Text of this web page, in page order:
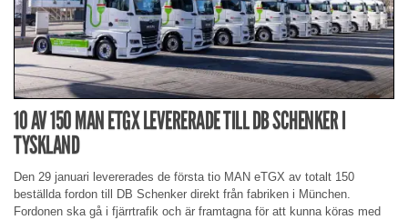
10 AV 150 MAN ETGX LEVERERADE TILL DB SCHENKER I
TYSKLAND
Den 29 januari levererades de första tio MAN eTGX av totalt 150
beställda fordon till DB Schenker direkt från fabriken i München.
Fordonen ska gå i fjärrtrafik och är framtagna för att kunna köras med